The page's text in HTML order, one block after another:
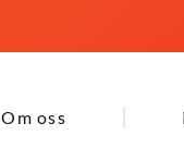
Om oss